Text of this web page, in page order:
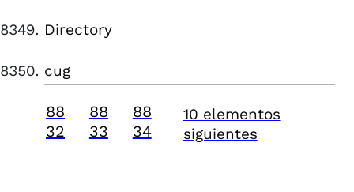
Directory
cug
88
32
88
33
88
34
10 elementos
siguientes